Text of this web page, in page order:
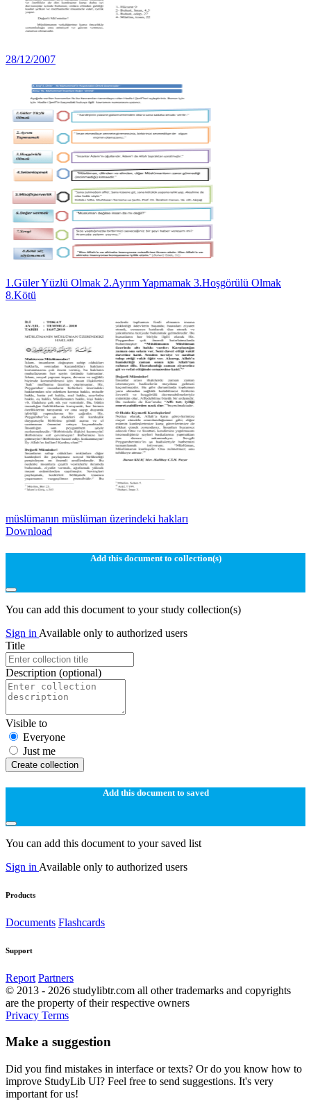
28/12/2007
1.Güler Yüzlü Olmak 2.Ayrım Yapmamak 3.Hoşgörülü Olmak
8.Kötü
müslümanın müslüman üzerindeki hakları
Download
Add this document to collection(s)
You can add this document to your study collection(s)
Sign in Available only to authorized users
Title
Description (optional)
Visible to
Everyone
Just me
Create collection
Add this document to saved
You can add this document to your saved list
Sign in Available only to authorized users
Products
Documents Flashcards
Support
Report Partners
© 2013 - 2026 studylibtr.com all other trademarks and copyrights
are the property of their respective owners
Privacy Terms
Make a suggestion
Did you find mistakes in interface or texts? Or do you know how to
improve StudyLib UI? Feel free to send suggestions. It's very
important for us!